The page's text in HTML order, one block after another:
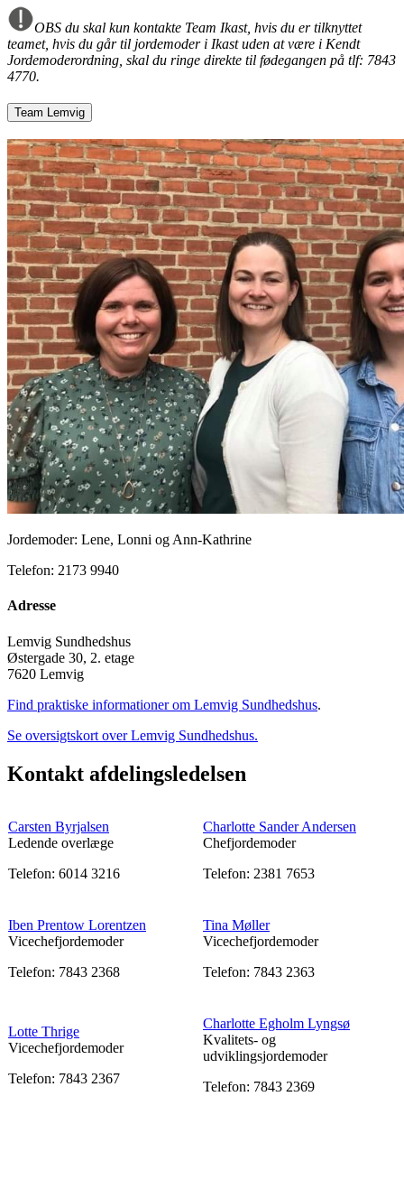
OBS du skal kun kontakte Team Ikast, hvis du er tilknyttet
teamet, hvis du går til jordemoder i Ikast uden at være i Kendt
Jordemoderordning, skal du ringe direkte til fødegangen på tlf: 7843
4770.
Team Lemvig
Jordemoder: Lene, Lonni og Ann-Kathrine
Telefon: 2173 9940
Adresse
Lemvig Sundhedshus
Østergade 30, 2. etage
7620 Lemvig
Find praktiske informationer om Lemvig Sundhedshus.
Se oversigtskort over Lemvig Sundhedshus.
Kontakt afdelingsledelsen
Carsten Byrjalsen
Ledende overlæge
Telefon: 6014 3216
Charlotte Sander Andersen
Chefjordemoder
Telefon: 2381 7653
Iben Prentow Lorentzen
Vicechefjordemoder
Telefon: 7843 2368
Tina Møller
Vicechefjordemoder
Telefon: 7843 2363
Lotte Thrige
Vicechefjordemoder
Telefon: 7843 2367
Charlotte Egholm Lyngsø
Kvalitets- og
udviklingsjordemoder
Telefon: 7843 2369